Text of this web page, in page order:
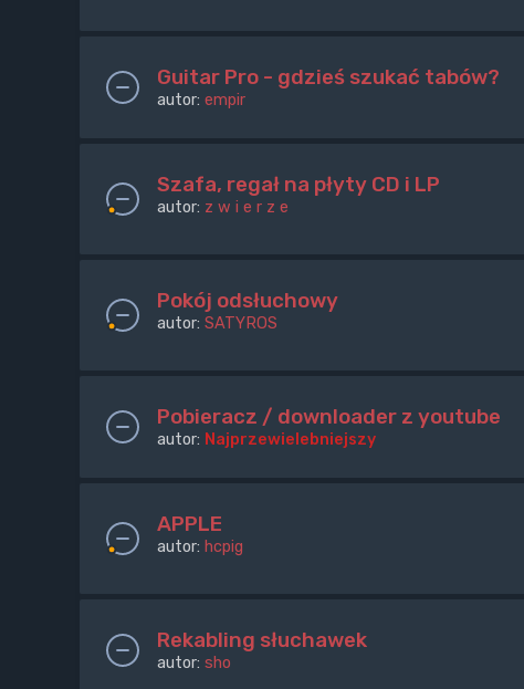
Guitar Pro - gdzieś szukać tabów?
autor: empir
Szafa, regał na płyty CD i LP
autor: z w i e r z e
Pokój odsłuchowy
autor: SATYROS
Pobieracz / downloader z youtube
autor: Najprzewielebniejszy
APPLE
autor: hcpig
Rekabling słuchawek
autor: sho